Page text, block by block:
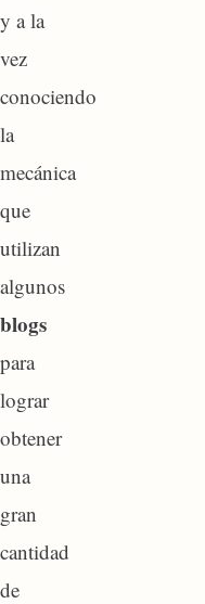
y a la
vez
conociendo
la
mecánica
que
utilizan
algunos
blogs
para
lograr
obtener
una
gran
cantidad
de